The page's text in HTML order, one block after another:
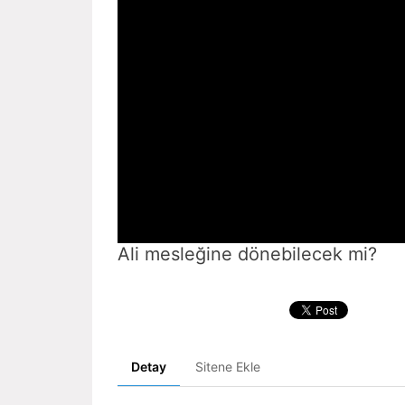
Ali mesleğine dönebilecek mi?
Detay Sitene Ekle